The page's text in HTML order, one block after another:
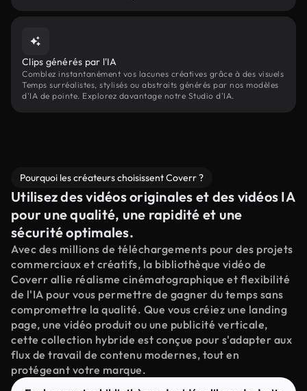
Clips générés par l'IA
Comblez instantanément vos lacunes créatives grâce à des visuels
Temps surréalistes, stylisés ou abstraits générés par nos modèles
d'IA de pointe. Explorez davantage notre Studio d'IA.
Pourquoi les créateurs choisissent Coverr ?
Utilisez des vidéos originales et des vidéos IA
pour une qualité, une rapidité et une
sécurité optimales.
Avec des millions de téléchargements pour des projets
commerciaux et créatifs, la bibliothèque vidéo de
Coverr allie réalisme cinématographique et flexibilité
de l'IA pour vous permettre de gagner du temps sans
compromettre la qualité. Que vous créiez une landing
page, une vidéo produit ou une publicité verticale,
cette collection hybride est conçue pour s'adapter aux
flux de travail de contenu modernes, tout en
protégeant votre marque.